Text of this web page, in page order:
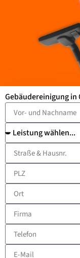
Gebäudereinigung